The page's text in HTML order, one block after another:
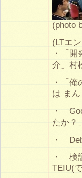
(photo
(LTエ
・「
介」村
・「
は まん
・「
たか？
・「
・「
TEIU(